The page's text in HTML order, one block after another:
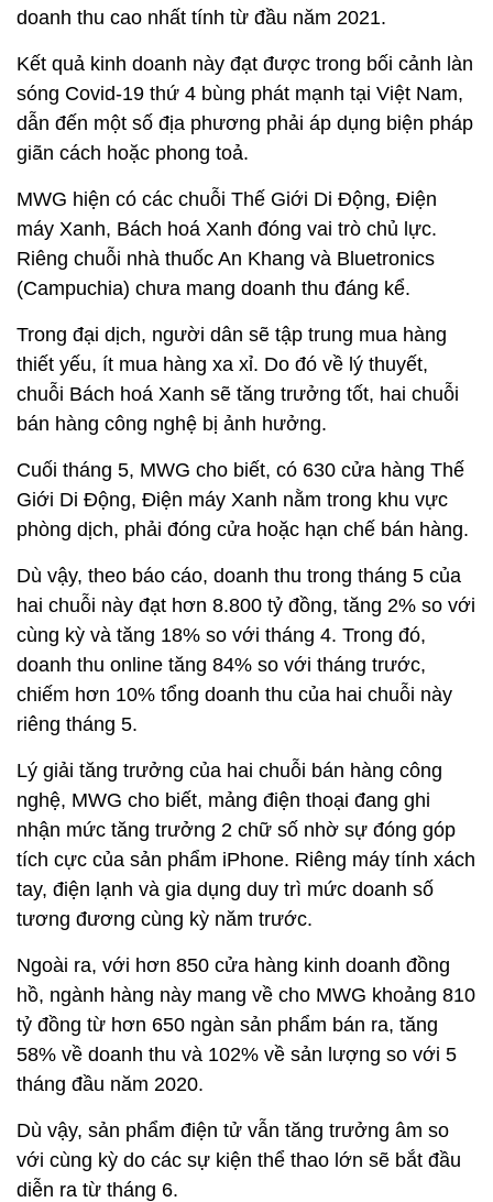
doanh thu cao nhất tính từ đầu năm 2021.
Kết quả kinh doanh này đạt được trong bối cảnh làn
sóng Covid-19 thứ 4 bùng phát mạnh tại Việt Nam,
dẫn đến một số địa phương phải áp dụng biện pháp
giãn cách hoặc phong toả.
MWG hiện có các chuỗi Thế Giới Di Động, Điện
máy Xanh, Bách hoá Xanh đóng vai trò chủ lực.
Riêng chuỗi nhà thuốc An Khang và Bluetronics
(Campuchia) chưa mang doanh thu đáng kể.
Trong đại dịch, người dân sẽ tập trung mua hàng
thiết yếu, ít mua hàng xa xỉ. Do đó về lý thuyết,
chuỗi Bách hoá Xanh sẽ tăng trưởng tốt, hai chuỗi
bán hàng công nghệ bị ảnh hưởng.
Cuối tháng 5, MWG cho biết, có 630 cửa hàng Thế
Giới Di Động, Điện máy Xanh nằm trong khu vực
phòng dịch, phải đóng cửa hoặc hạn chế bán hàng.
Dù vậy, theo báo cáo, doanh thu trong tháng 5 của
hai chuỗi này đạt hơn 8.800 tỷ đồng, tăng 2% so với
cùng kỳ và tăng 18% so với tháng 4. Trong đó,
doanh thu online tăng 84% so với tháng trước,
chiếm hơn 10% tổng doanh thu của hai chuỗi này
riêng tháng 5.
Lý giải tăng trưởng của hai chuỗi bán hàng công
nghệ, MWG cho biết, mảng điện thoại đang ghi
nhận mức tăng trưởng 2 chữ số nhờ sự đóng góp
tích cực của sản phẩm iPhone. Riêng máy tính xách
tay, điện lạnh và gia dụng duy trì mức doanh số
tương đương cùng kỳ năm trước.
Ngoài ra, với hơn 850 cửa hàng kinh doanh đồng
hồ, ngành hàng này mang về cho MWG khoảng 810
tỷ đồng từ hơn 650 ngàn sản phẩm bán ra, tăng
58% về doanh thu và 102% về sản lượng so với 5
tháng đầu năm 2020.
Dù vậy, sản phẩm điện tử vẫn tăng trưởng âm so
với cùng kỳ do các sự kiện thể thao lớn sẽ bắt đầu
diễn ra từ tháng 6.